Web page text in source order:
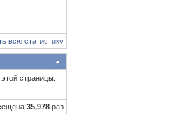
всю статистику
страницы:
35,978раз